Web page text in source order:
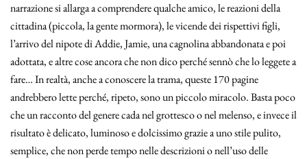
narrazione si allarga a comprendere qualche amico, le reazioni della
cittadina (piccola, la gente mormora), le vicende dei rispettivi figli,
l’arrivo del nipote di Addie, Jamie, una cagnolina abbandonata e poi
adottata, e altre cose ancora che non dico perché sennò che lo leggete a
fare… In realtà, anche a conoscere la trama, queste 170 pagine
andrebbero lette perché, ripeto, sono un piccolo miracolo. Basta poco
che un racconto del genere cada nel grottesco o nel melenso, e invece il
risultato è delicato, luminoso e dolcissimo grazie a uno stile pulito,
semplice, che non perde tempo nelle descrizioni o nell’uso delle